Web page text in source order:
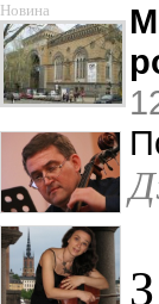
Новина
З